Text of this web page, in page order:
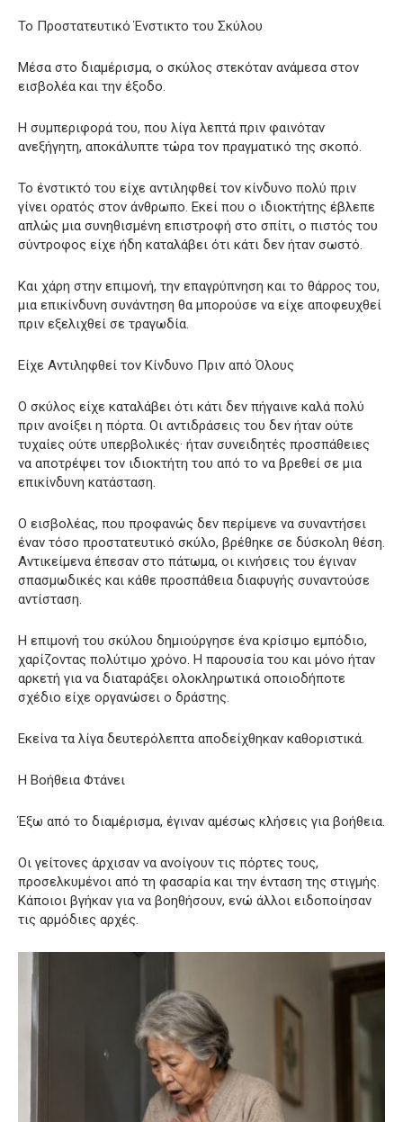
Το Προστατευτικό Ένστικτο του Σκύλου
Μέσα στο διαμέρισμα, ο σκύλος στεκόταν ανάμεσα στον
εισβολέα και την έξοδο.
Η συμπεριφορά του, που λίγα λεπτά πριν φαινόταν
ανεξήγητη, αποκάλυπτε τώρα τον πραγματικό της σκοπό.
Το ένστικτό του είχε αντιληφθεί τον κίνδυνο πολύ πριν
γίνει ορατός στον άνθρωπο. Εκεί που ο ιδιοκτήτης έβλεπε
απλώς μια συνηθισμένη επιστροφή στο σπίτι, ο πιστός του
σύντροφος είχε ήδη καταλάβει ότι κάτι δεν ήταν σωστό.
Και χάρη στην επιμονή, την επαγρύπνηση και το θάρρος του,
μια επικίνδυνη συνάντηση θα μπορούσε να είχε αποφευχθεί
πριν εξελιχθεί σε τραγωδία.
Είχε Αντιληφθεί τον Κίνδυνο Πριν από Όλους
Ο σκύλος είχε καταλάβει ότι κάτι δεν πήγαινε καλά πολύ
πριν ανοίξει η πόρτα. Οι αντιδράσεις του δεν ήταν ούτε
τυχαίες ούτε υπερβολικές· ήταν συνειδητές προσπάθειες
να αποτρέψει τον ιδιοκτήτη του από το να βρεθεί σε μια
επικίνδυνη κατάσταση.
Ο εισβολέας, που προφανώς δεν περίμενε να συναντήσει
έναν τόσο προστατευτικό σκύλο, βρέθηκε σε δύσκολη θέση.
Αντικείμενα έπεσαν στο πάτωμα, οι κινήσεις του έγιναν
σπασμωδικές και κάθε προσπάθεια διαφυγής συναντούσε
αντίσταση.
Η επιμονή του σκύλου δημιούργησε ένα κρίσιμο εμπόδιο,
χαρίζοντας πολύτιμο χρόνο. Η παρουσία του και μόνο ήταν
αρκετή για να διαταράξει ολοκληρωτικά οποιοδήποτε
σχέδιο είχε οργανώσει ο δράστης.
Εκείνα τα λίγα δευτερόλεπτα αποδείχθηκαν καθοριστικά.
Η Βοήθεια Φτάνει
Έξω από το διαμέρισμα, έγιναν αμέσως κλήσεις για βοήθεια.
Οι γείτονες άρχισαν να ανοίγουν τις πόρτες τους,
προσελκυμένοι από τη φασαρία και την ένταση της στιγμής.
Κάποιοι βγήκαν για να βοηθήσουν, ενώ άλλοι ειδοποίησαν
τις αρμόδιες αρχές.